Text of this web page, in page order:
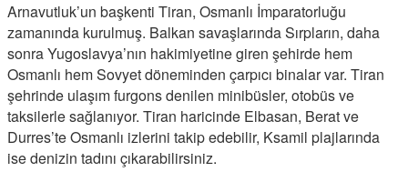
Arnavutluk’un başkenti Tiran, Osmanlı İmparatorluğu
zamanında kurulmuş. Balkan savaşlarında Sırpların, daha
sonra Yugoslavya’nın hakimiyetine giren şehirde hem
Osmanlı hem Sovyet döneminden çarpıcı binalar var. Tiran
şehrinde ulaşım furgons denilen minibüsler, otobüs ve
taksilerle sağlanıyor. Tiran haricinde Elbasan, Berat ve
Durres’te Osmanlı izlerini takip edebilir, Ksamil plajlarında
ise denizin tadını çıkarabilirsiniz.